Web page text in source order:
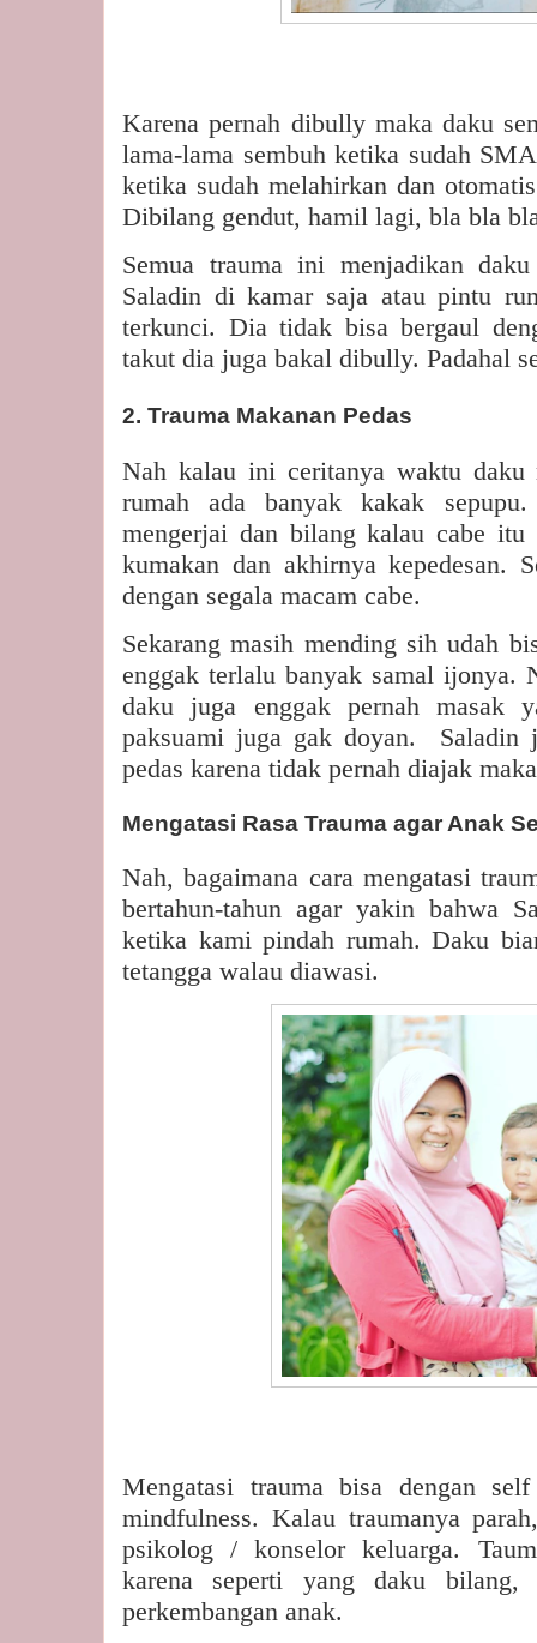
Karena pernah dibully maka daku
lama-lama sembuh ketika sudah
ketika sudah melahirkan dan
Dibilang gendut, hamil lagi, bla bla
Semua trauma ini menjadikan
Saladin di kamar saja atau pintu
terkunci. Dia tidak bisa bergaul
takut dia juga bakal dibully. Padahal
2. Trauma Makanan Pedas
Nah kalau ini ceritanya waktu
rumah ada banyak kakak
mengerjai dan bilang kalau cabe itu
kumakan dan akhirnya kepedesan.
dengan segala macam cabe.
Sekarang masih mending sih udah
enggak terlalu banyak samal ijonya.
daku juga enggak pernah masak
paksuami juga gak doyan.
Saladin
pedas karena tidak pernah diajak
Mengatasi Rasa Trauma agar Anak
Nah, bagaimana cara mengatasi
bertahun-tahun agar yakin bahwa
ketika kami pindah rumah. Daku
tetangga walau diawasi.
Mengatasi trauma bisa dengan
mindfulness. Kalau traumanya
psikolog / konselor keluarga.
karena seperti yang daku
perkembangan anak.